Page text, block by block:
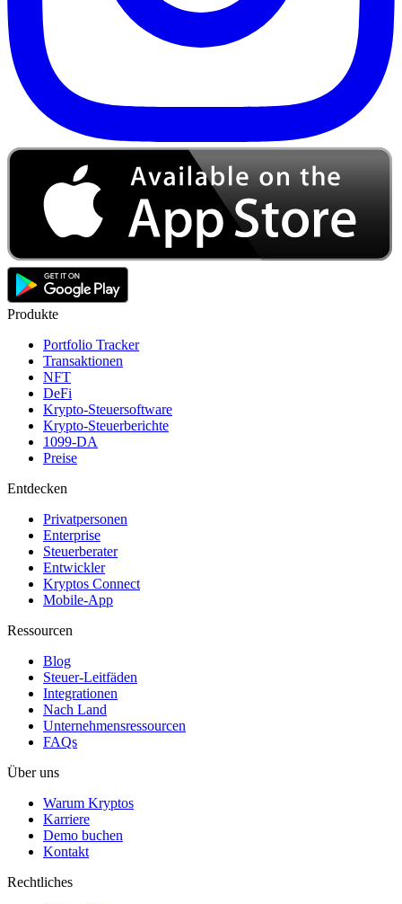
Produkte
Portfolio Tracker
Transaktionen
NFT
DeFi
Krypto-Steuersoftware
Krypto-Steuerberichte
1099-DA
Preise
Entdecken
Privatpersonen
Enterprise
Steuerberater
Entwickler
Kryptos Connect
Mobile-App
Ressourcen
Blog
Steuer-Leitfäden
Integrationen
Nach Land
Unternehmensressourcen
FAQs
Über uns
Warum Kryptos
Karriere
Demo buchen
Kontakt
Rechtliches